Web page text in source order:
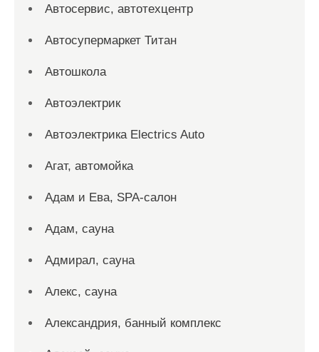
Автосервис, автотехцентр
Автосупермаркет Титан
Автошкола
Автоэлектрик
Автоэлектрика Electrics Auto
Агат, автомойка
Адам и Ева, SPA-салон
Адам, сауна
Адмирал, сауна
Алекс, сауна
Александрия, банный комплекс